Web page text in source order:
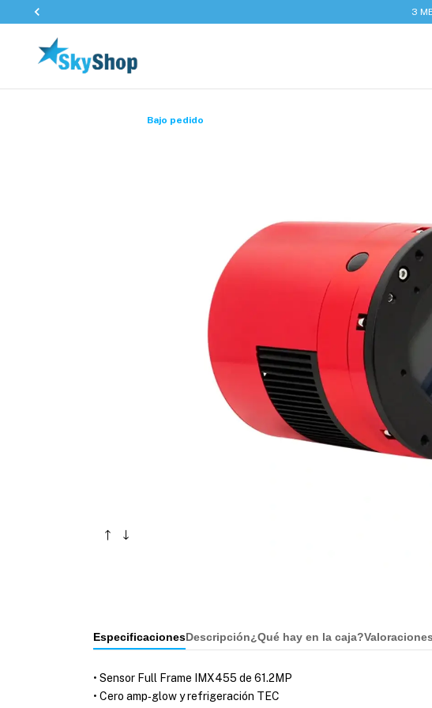
3
Bajo pedido
EspecificacionesDescripción¿Qué hay en la caja?
• Sensor Full Frame IMX455 de 61.2MP
• Cero amp‑glow y refrigeración TEC